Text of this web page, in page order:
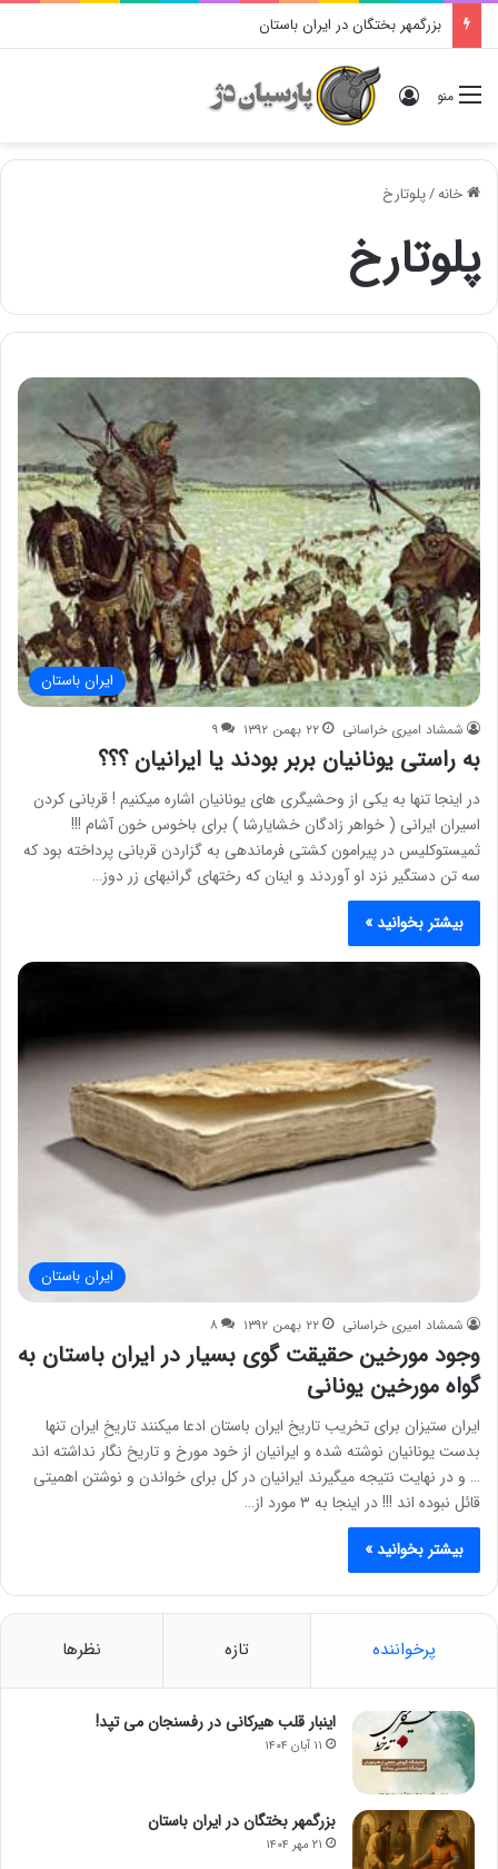
بزرگمهر بختگان در ایران باستان
منو ورود
خانه/پلوتارخ
پلوتارخ
ایران باستان
شمشاد امیری خراسانی ۲۲ بهمن ۱۳۹۲ ۹
به راستی یونانیان بربر بودند یا ایرانیان ؟؟؟
در اینجا تنها به یکی از وحشیگری های یونانیان اشاره میکنیم ! قربانی کردن
اسیران ایرانی ( خواهر زادگان خشایارشا ) برای باخوس خون آشام !!!
ثميستوكليس در پيرامون كشتى فرماندهى به گزاردن قربانى پرداخته بود كه
سه تن دستگير نزد او آوردند و اينان كه رختهاى گرانبهاى زر دوز…
بیشتر بخوانید »
ایران باستان
شمشاد امیری خراسانی ۲۲ بهمن ۱۳۹۲ ۸
وجود مورخین حقیقت گوی بسیار در ایران باستان به
گواه مورخین یونانی
ایران ستیزان برای تخریب تاریخ ایران باستان ادعا میکنند تاریخِ ایران تنها
بدست یونانیان نوشته شده و ایرانیان از خود مورخ و تاریخ نگار نداشته اند
… و در نهایت نتیجه میگیرند ایرانیان در کل برای خواندن و نوشتن اهمیتی
قائل نبوده اند !!! در اینجا به ۳ مورد از…
بیشتر بخوانید »
پرخواننده تازه نظرها
اینبار قلب هیرکانی در رفسنجان می تپد!
۱۱ آبان ۱۴۰۴
بزرگمهر بختگان در ایران باستان
۲۱ مهر ۱۴۰۴